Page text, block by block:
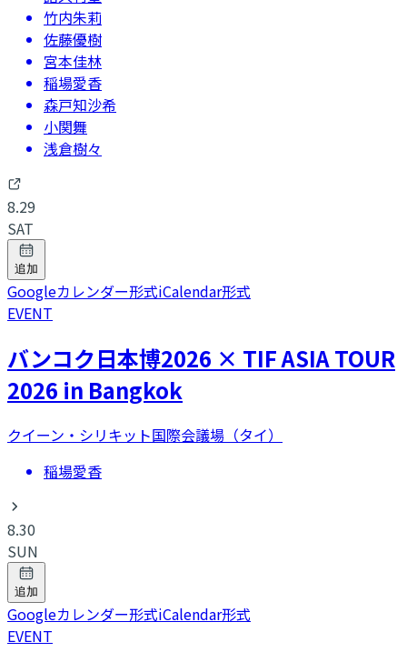
竹内朱莉
佐藤優樹
宮本佳林
稲場愛香
森戸知沙希
小関舞
浅倉樹々
8.29
SAT
追加
Googleカレンダー形式iCalendar形式
EVENT
バンコク日本博2026 × TIF ASIA TOUR
2026 in Bangkok
クイーン・シリキット国際会議場（タイ）
稲場愛香
8.30
SUN
追加
Googleカレンダー形式iCalendar形式
EVENT